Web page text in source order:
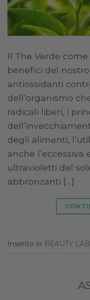
Il The Verde
benefici del
antiossidanti
dell’organismo
radicali liberi, i
degli alimenti,
anche l’eccessiva
ultravioletti del
abbronzanti […]
Inserito in BEAUTY LAB